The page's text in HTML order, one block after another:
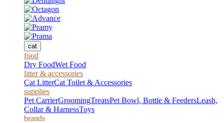
cat
food
Dry FoodWet Food
litter & accessories
Cat LitterCat Toilet & Accessories
supplies
Pet CarrierGroomingTreatsPet Bowl, Bottle & FeedersLeash,
Collar & HarnessToys
brands